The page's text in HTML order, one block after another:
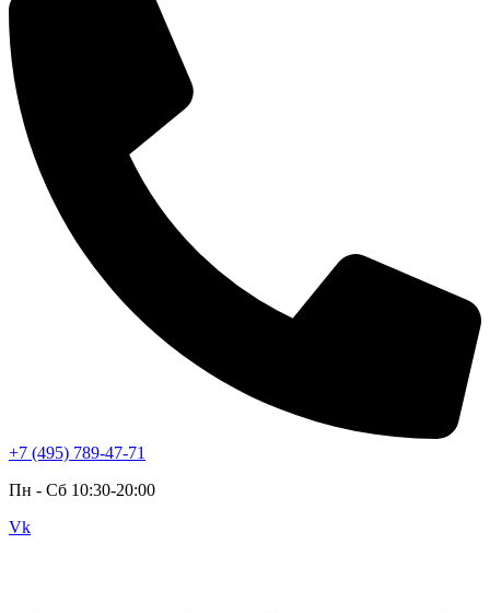
+7 (495) 789-47-71
Пн - Cб 10:30-20:00
Vk